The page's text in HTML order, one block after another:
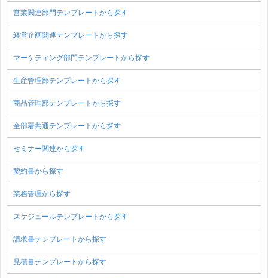
営業関連部門テンプレートから探す
経営企画関連テンプレートから探す
マーケティング部門テンプレートから探す
生産管理部テンプレートから探す
商品管理部テンプレートから探す
全部署共通テンプレートから探す
セミナー関連から探す
契約書から探す
業務管理から探す
スケジュールテンプレートから探す
請求書テンプレートから探す
見積書テンプレートから探す